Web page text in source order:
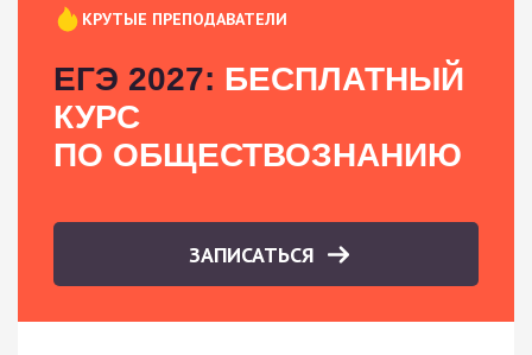
КРУТЫЕ ПРЕПОДАВАТЕЛИ
ЕГЭ 2027: БЕСПЛАТНЫЙ
КУРС
ПО ОБЩЕСТВОЗНАНИЮ
ЗАПИСАТЬСЯ